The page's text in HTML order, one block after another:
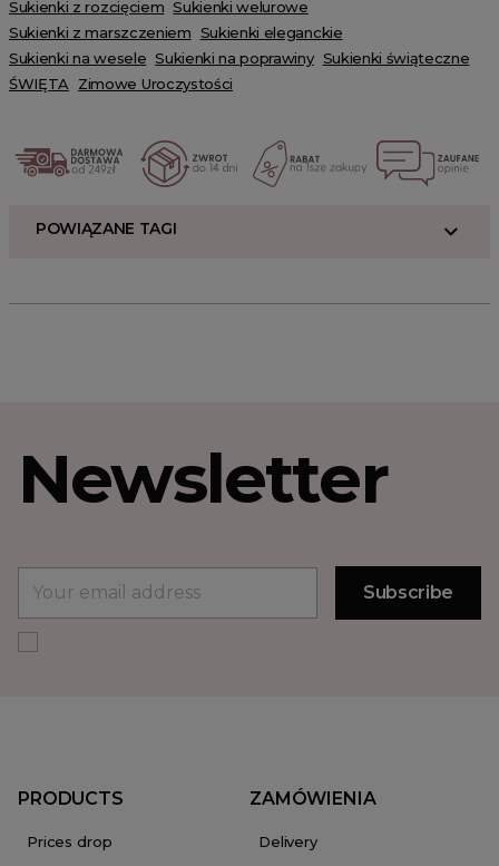
Sukienki z rozcięciem Sukienki welurowe
Sukienki z marszczeniem Sukienki eleganckie
Sukienki na wesele Sukienki na poprawiny Sukienki świąteczne
ŚWIĘTA Zimowe Uroczystości
POWIĄZANE TAGI
Newsletter
PRODUCTS
Prices drop
ZAMÓWIENIA
Delivery